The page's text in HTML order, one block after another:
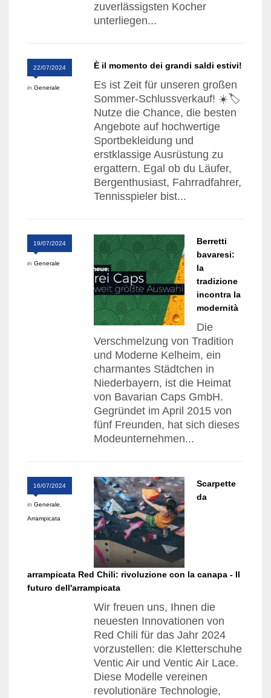
zuverlässigsten Kocher
unterliegen...
22/07/2024
in Generale
È il momento dei grandi saldi estivi!
Es ist Zeit für unseren großen
Sommer-Schlussverkauf! ☀️🏷️
Nutze die Chance, die besten
Angebote auf hochwertige
Sportbekleidung und
erstklassige Ausrüstung zu
ergattern. Egal ob du Läufer,
Bergenthusiast, Fahrradfahrer,
Tennisspieler bist...
19/07/2024
in Generale
Berretti
bavaresi:
la
tradizione
incontra la
modernità
Die
Verschmelzung von Tradition
und Moderne Kelheim, ein
charmantes Städtchen in
Niederbayern, ist die Heimat
von Bavarian Caps GmbH.
Gegründet im April 2015 von
fünf Freunden, hat sich dieses
Modeunternehmen...
16/07/2024
in Generale,
Arrampicata
Scarpette
da
arrampicata Red Chili: rivoluzione con la canapa - Il
futuro dell'arrampicata
Wir freuen uns, Ihnen die
neuesten Innovationen von
Red Chili für das Jahr 2024
vorzustellen: die Kletterschuhe
Ventic Air und Ventic Air Lace.
Diese Modelle vereinen
revolutionäre Technologie,